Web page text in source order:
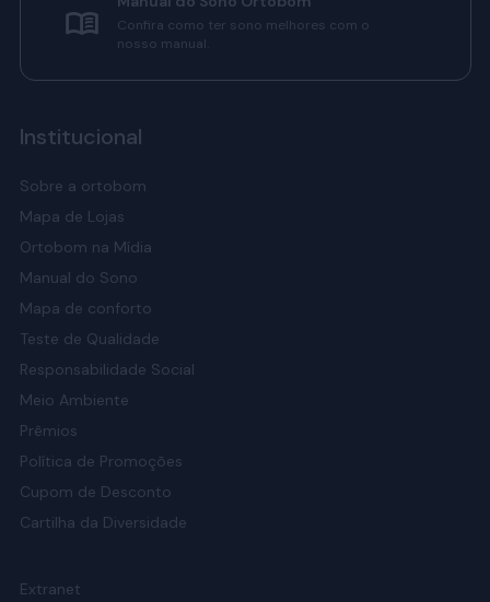
Confira como ter sono melhores com o
nosso manual.
Institucional
Sobre a ortobom
Mapa de Lojas
Ortobom na Mídia
Manual do Sono
Mapa de conforto
Teste de Qualidade
Responsabilidade Social
Meio Ambiente
Prêmios
Política de Promoções
Cupom de Desconto
Cartilha da Diversidade
Extranet